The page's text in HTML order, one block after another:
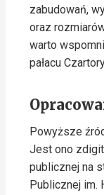
zabudowań,
oraz
warto
pałacu
Powyższe
Jest ono
publicznej na
Publicznej im.